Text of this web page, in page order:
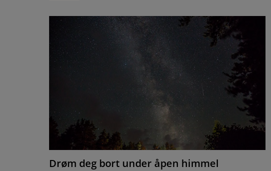
Drøm deg bort under åpen himmel